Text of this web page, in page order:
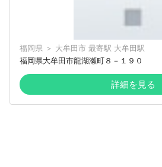
福岡県 ＞ 大牟田市 最寄駅 大牟田駅
福岡県大牟田市龍湖瀬町８－１９０
詳細を見る